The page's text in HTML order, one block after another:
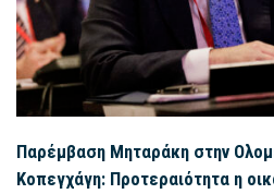
Παρέμβαση Μηταράκη στην
Κοπεγχάγη: Προτεραιότητα η